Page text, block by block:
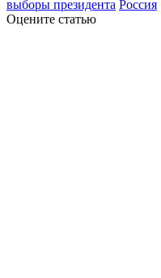
выборы президента Россия
Оцените статью